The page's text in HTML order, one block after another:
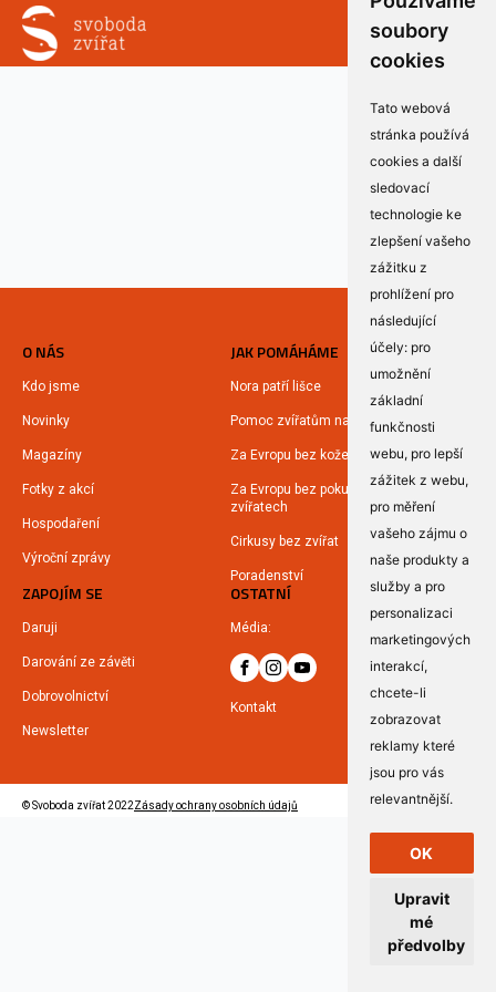
soubory
cookies
Tato webová
stránka používá
cookies a další
sledovací
technologie ke
zlepšení vašeho
zážitku z
prohlížení pro
následující
účely: pro
umožnění
základní
funkčnosti
webu, pro lepší
zážitek z webu,
pro měření
vašeho zájmu o
naše produkty a
služby a pro
personalizaci
marketingových
interakcí,
chcete-li
zobrazovat
reklamy které
jsou pro vás
relevantnější.
OK
Upravit
mé
předvolby
O NÁS
Kdo jsme
Novinky
Magazíny
Fotky z akcí
Hospodaření
Výroční zprávy
JAK POMÁHÁME
Nora patří lišce
Pomoc zvířatům na Ukrajině
Za Evropu bez kožešin
Za Evropu bez pokusů na
zvířatech
Cirkusy bez zvířat
Poradenství
ZAPOJÍM SE
Daruji
Darování ze závěti
Dobrovolnictví
Newsletter
OSTATNÍ
Média:
Kontakt
© Svoboda zvířat 2022Zásady ochrany osobních údajů